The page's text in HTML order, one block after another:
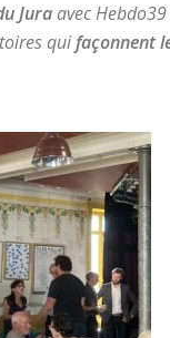
Juraavec
quifaçonnent